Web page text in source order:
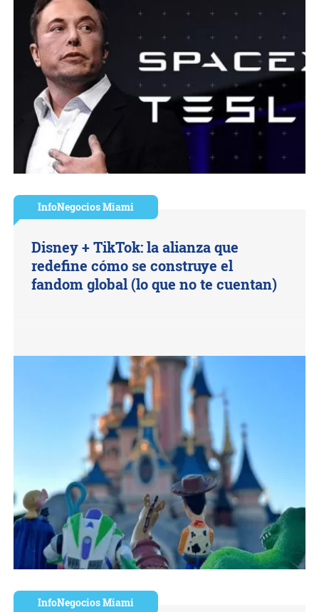
InfoNegocios Miami
Disney + TikTok: la alianza que
redefine cómo se construye el
fandom global (lo que no te cuentan)
InfoNegocios Miami